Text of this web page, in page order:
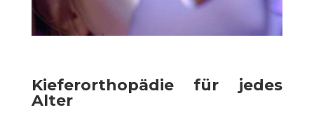
Kieferorthopädie für jedes
Alter